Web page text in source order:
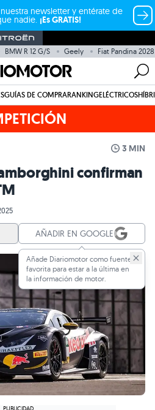
newsletter y entérate de
nadie. ¡Es GRATIS!
BMW R 12 G/S Geely Fiat Pandina 2028
GUÍAS DE COMPRARANKINGELÉCTRICOS
3 MIN
confirman
AÑADIR EN GOOGLE
Añade Diariomotor como fuente
favorita para estar a la última en
la información de motor.